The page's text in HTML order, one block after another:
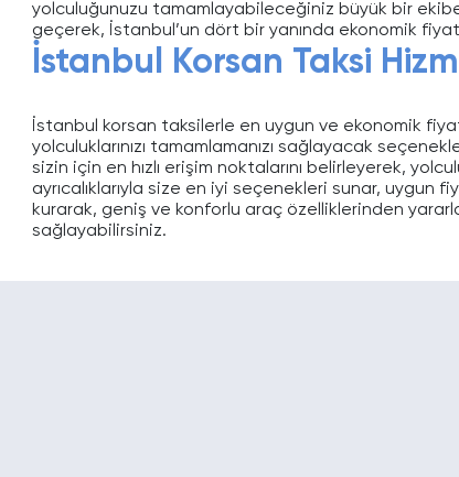
yolculuğunuzu tamamlayabileceğiniz büyük bir
geçerek, İstanbul’un dört bir yanında ekonomik fiyat
İstanbul Korsan Taksi
İstanbul korsan taksilerle en uygun ve ekonomik
yolculuklarınızı tamamlamanızı sağlayacak
sizin için en hızlı erişim noktalarını belirleyerek,
ayrıcalıklarıyla size en iyi seçenekleri sunar, uygun
kurarak, geniş ve konforlu araç özelliklerinden
sağlayabilirsiniz.